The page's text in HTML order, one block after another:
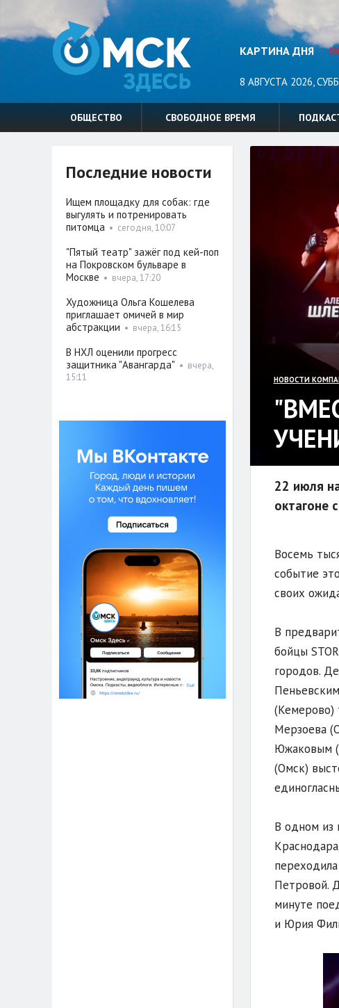
КАРТИНА ДНЯ
8 АВГУСТА 2026,
ОБЩЕСТВО СВОБОДНОЕ ВРЕМЯ
НОВОСТИ
22 июля
октагоне
Восемь
событие
своих
В
бойцы
городов.
(Кемерово)
Мерзоева
Южаковым
(Омск)
В одном из
Петровой.
минуте
и Юрия
Последние новости
Ищем площадку для собак: где
выгулять и потренировать
питомца• сегодня, 10:07
"Пятый театр" зажёг под кей-поп
на Покровском бульваре в
Москве • вчера, 17:20
Художница Ольга Кошелева
приглашает омичей в мир
абстракции • вчера, 16:15
В НХЛ оценили прогресс
защитника "Авангарда" • вчера,
15:11